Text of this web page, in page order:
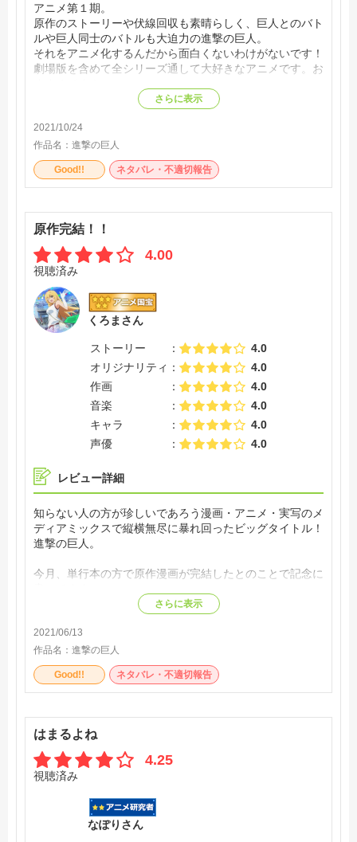
アニメ第１期。
原作のストーリーや伏線回収も素晴らしく、巨人とのバト
ルや巨人同士のバトルも大迫力の進撃の巨人。
それをアニメ化するんだから面白くないわけがないです！
劇場版を含めて全シリーズ通して大好きなアニメです。お
さらに表示
2021/10/24
作品名： 進撃の巨人
Good!! ネタバレ・不適切報告
原作完結！！
4.00
視聴済み
くろまさん
ストーリー
4.0
オリジナリティ
4.0
作画
4.0
音楽
4.0
キャラ
4.0
声優
4.0
レビュー詳細
知らない人の方が珍しいであろう漫画・アニメ・実写のメ
ディアミックスで縦横無尽に暴れ回ったビッグタイトル！
進撃の巨人。
今月、単行本の方で原作漫画が完結したとのことで記念に
当時、この作品の壁により閉鎖された街に謎の巨人が攻め
てくるというコンセプト、巨人のデザイン、立体機動によ
る戦闘のスタイリッシュさに、かなりの衝撃とワクワクを
もらいました。
ニコニコ動画などで奇行種のモノマネしてる人もいたりし
ストーリーが進むにつれ、最初は多くて馴染めなかった調
査兵団のメンバーやその他のキャラにも馴染み、純粋に進
撃の巨人の世界にひたれることが出来ました。
間違いなくこの作品は青春の一部でした！
諫山創先生お疲れ様でした！！
さらに表示
2021/06/13
作品名： 進撃の巨人
Good!! ネタバレ・不適切報告
はまるよね
4.25
視聴済み
なぽりさん